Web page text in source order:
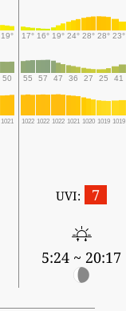
19° 17° 16° 19° 24° 28° 28° 23°
50 55 57 47 36 27 25 41
1021 1022 1022 1022 1021 1020 1019 1019
UVI: 7
5:24 ~ 20:17